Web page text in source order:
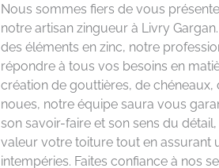
Nous sommes fiers de vous
notre artisan zingueur à Livry
des éléments en zinc, notre
répondre à tous vos besoins en
création de gouttières, de chéneaux,
noues, notre équipe saura vous
son savoir-faire et son sens du
valeur votre toiture tout en assurant
intempéries. Faites confiance à nos